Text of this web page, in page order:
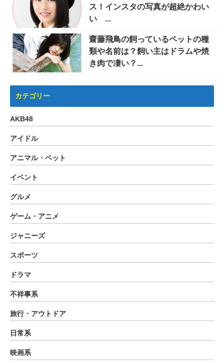
ス！インスタの写真が超絶かわい
い ...
齋藤飛鳥の飼っているペットの種
類や名前は？飼い主はドラムや焼
き肉で凄い？...
カテゴリー
AKB48
アイドル
アニマル・ペット
イベント
グルメ
ゲーム・アニメ
ジャニーズ
スポーツ
ドラマ
不祥事系
旅行・アウトドア
日常系
映画系